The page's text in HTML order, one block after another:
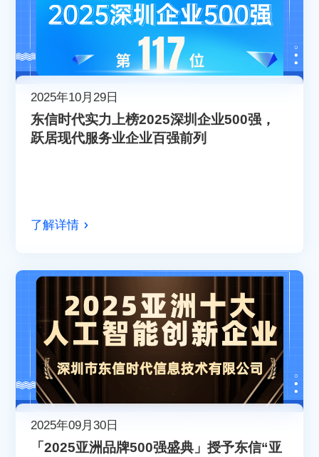
2025年10月29日
​东信时代实力上榜2025深圳企业500强，
跃居现代服务业企业百强前列​​
了解详情
2025年09月30日
「2025亚洲品牌500强盛典」授予东信“亚